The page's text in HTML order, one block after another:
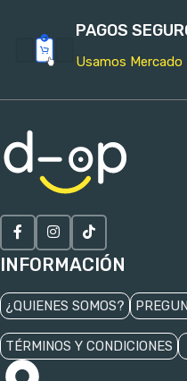
PAGOS
Usamos Mercado
INFORMACIÓN
¿QUIENES SOMOS?
TÉRMINOS Y CONDICIONES